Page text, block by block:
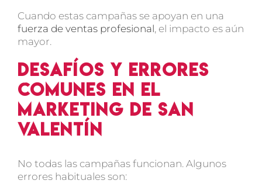
Cuando estas campañas se apoyan en una
fuerza de ventas profesional, el impacto es aún
mayor.
Desafíos y errores
comunes en el
marketing de San
Valentín
No todas las campañas funcionan. Algunos
errores habituales son: